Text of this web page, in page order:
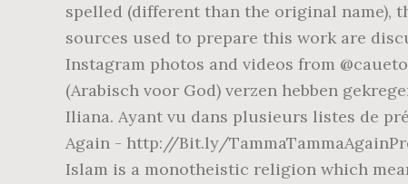
spelled (different than the original name),
sources used to prepare this work are
Instagram photos and videos from
(Arabisch voor God) verzen hebben
Iliana. Ayant vu dans plusieurs listes de
Again - http://Bit.ly/
Islam is a monotheistic religion which